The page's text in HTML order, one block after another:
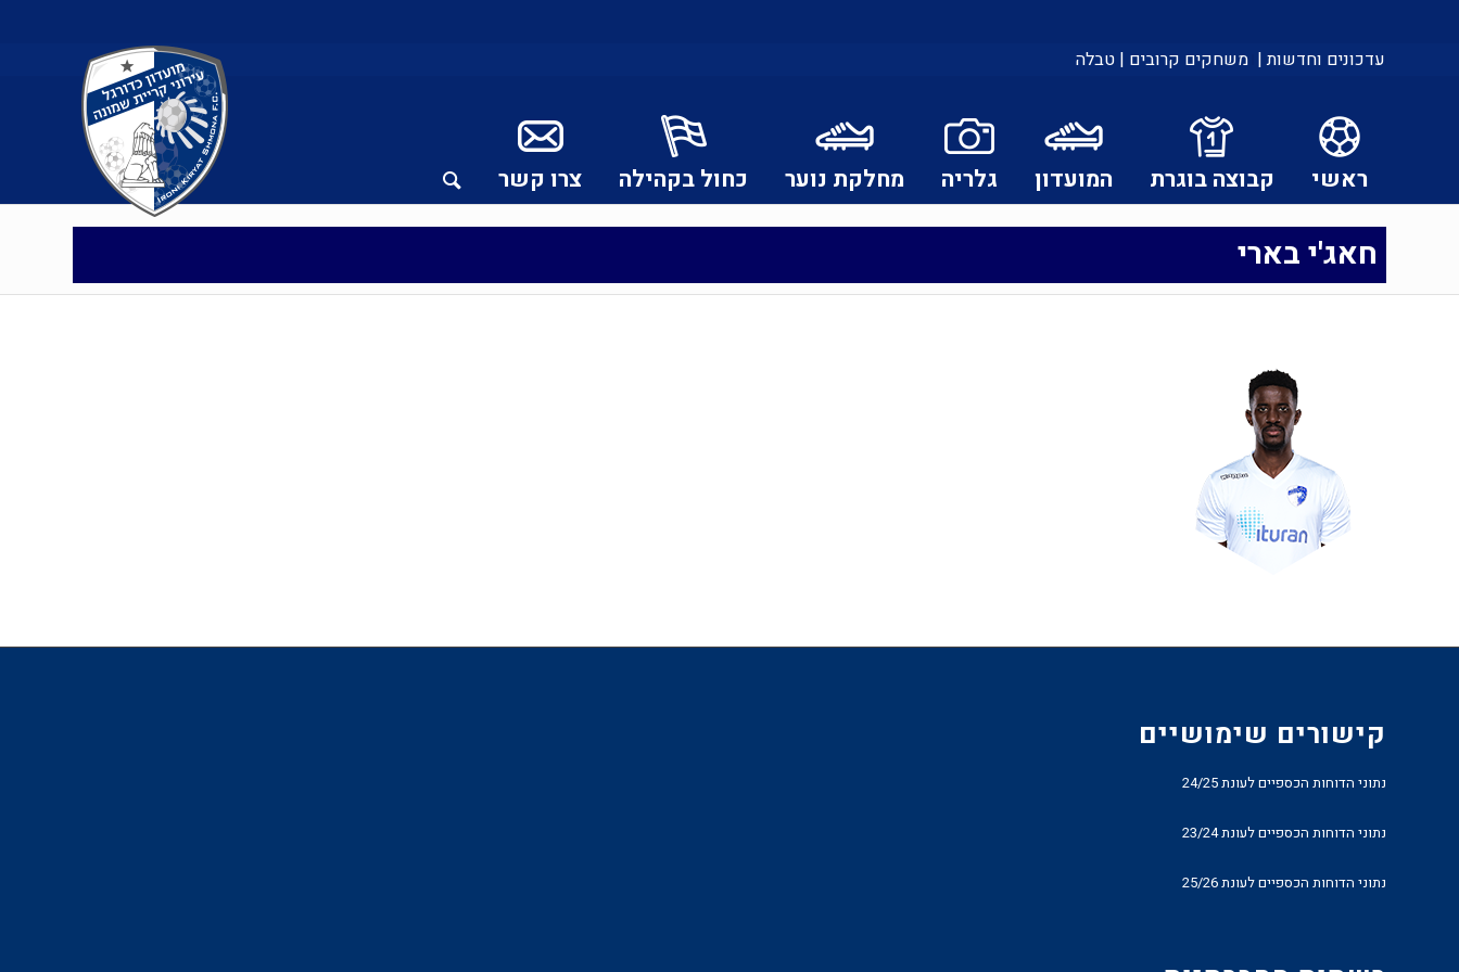
עדכונים וחדשות | משחקים קרובים | טבלה
ראשי קבוצה בוגרת המועדון גלריה מחלקת נוער כחול בקהילה צרו קשר
חאג'י בארי
קישורים שימושיים
נתוני הדוחות הכספיים לעונת 24/25
נתוני הדוחות הכספיים לעונת 23/24
נתוני הדוחות הכספיים לעונת 25/26